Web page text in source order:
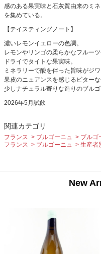
感のある果実味と石灰質由来のミ
を集めている。
【テイスティングノート】
濃いレモンイエローの色調。
レモンやリンゴの柔らかなフルー
ドライでタイトな果実味。
ミネラリーで酸を伴った旨味がジ
果皮のニュアンスを感じるビターな
少しナチュラル寄りな造りのブルゴ
2026年5月試飲
関連カテゴリ
フランス ブルゴーニュ ブルゴ
フランス
ブルゴーニュ 生産者
New